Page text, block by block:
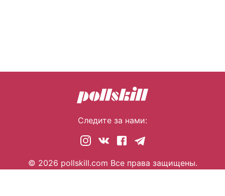
Следите за нами:
© 2026 pollskill.com Все права защищены.